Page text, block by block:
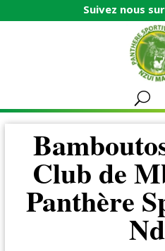
Suivez nous
Club de
Panthère